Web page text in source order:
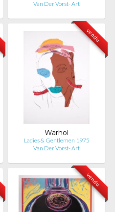
Van Der Vorst- Art
vendu
Warhol
Ladies & Gentlemen 1975
Van Der Vorst- Art
vendu